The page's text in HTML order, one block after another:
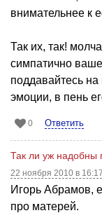
внимательнее к
Так их, так!
симпатично
поддавайтесь на
эмоции, в пень
0 Ответить
Так ли уж надобны
22 ноября 2010 в 16:17
Игорь Абрамов,
про матерей.